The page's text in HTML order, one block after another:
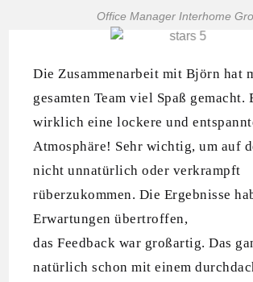
Office Manager Interhome
Die Zusammenarbeit mit Björn hat
gesamten Team viel Spaß gemacht.
wirklich eine lockere und
Atmosphäre! Sehr wichtig, um auf
nicht unnatürlich oder verkrampft
rüberzukommen. Die Ergebnisse
Erwartungen übertroffen,
das Feedback war großartig. Das
natürlich schon mit einem